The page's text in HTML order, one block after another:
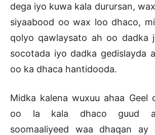
dega iyo kuwa kala durursan,
siyaabood oo wax loo dhaco,
qolyo qawlaysato ah oo dadka
socotada iyo dadka gedislayda
oo ka dhaca hantidooda.
Midka kalena wuxuu ahaa Geel
oo la kala dhaco guud
soomaaliyeed waa dhaqan ay